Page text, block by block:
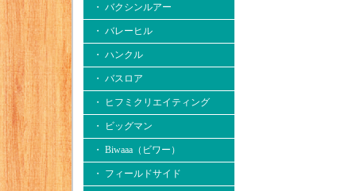
・ バクシンルアー
・ バレーヒル
・ ハンクル
・ バスロア
・ ヒフミクリエイティング
・ ビッグマン
・ Biwaaa（ビワー）
・ フィールドサイド